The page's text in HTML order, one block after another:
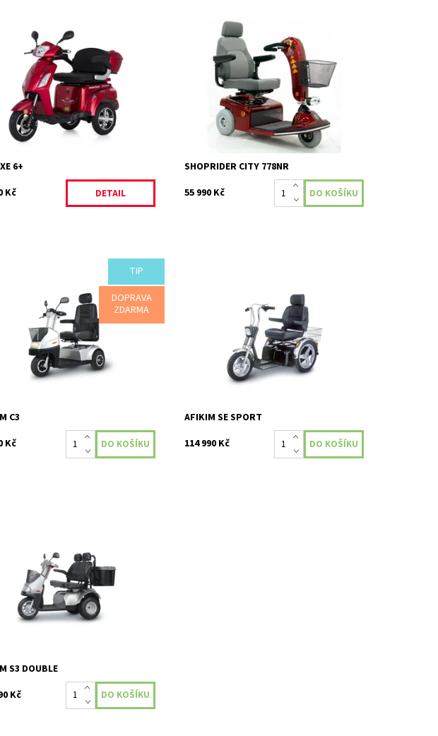
lithiová LiFePO4 baterie s
životností. Představujeme vám
revoluci v pohodlné a ekologické
– elektrickou tříkolku...
Skladem
329/CER
6+
Kč
DETAIL
Shoprider City je vysoce výkonný a
výjimečně dobře postavený 3 kolový
skútr. Stane se Vaším nejspolehlivějším
společníkem pro nákupy ve městě nebo...
Dostupnost:
Skladem
131
Značka:
Shoprider
2 roky
SHOPRIDER CITY 778NR
55 990 Kč
TIP
DOPRAVA
ZDARMA
C3 společně s elegantním
je zaměřen na maximální
uživatele. Má plně nastavitelné,
ortopedické sedadlo, která
Skladem
137
Afikim
C3
Kč
Afikim SE sport Tento klasický model je
milníkem ve výrobě Afikimu a stal se
ikonou ve světě osobní elektrické
mobility. Skútr poskytuje...
Dostupnost:
Skladem
143
Afikim
2 roky
AFIKIM SE SPORT
114 990 Kč
je vítězem prestižní ceny Red
Award. Nabízí působivý rozsah
a ergonomický...
Skladem
149
Afikim
S3 DOUBLE
Kč